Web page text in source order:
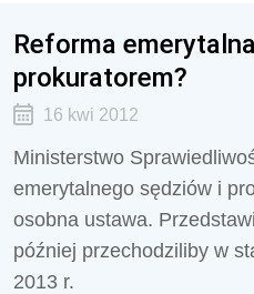
Reforma
prokuratorem?
16 kwi 2012
Ministerstwo
emerytalnego sędziów i
osobna ustawa.
później przechodziliby w
2013 r.